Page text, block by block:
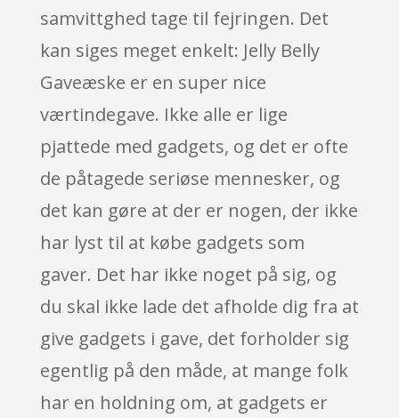
samvittghed tage til fejringen. Det
kan siges meget enkelt: Jelly Belly
Gaveæske er en super nice
værtindegave. Ikke alle er lige
pjattede med gadgets, og det er ofte
de påtagede seriøse mennesker, og
det kan gøre at der er nogen, der ikke
har lyst til at købe gadgets som
gaver. Det har ikke noget på sig, og
du skal ikke lade det afholde dig fra at
give gadgets i gave, det forholder sig
egentlig på den måde, at mange folk
har en holdning om, at gadgets er